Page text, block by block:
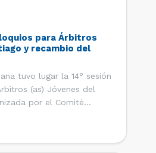
para Árbitros
y recambio del
tuvo lugar la 14° sesión
(as) Jóvenes del
por el Comité
del Centro, con la
[…]